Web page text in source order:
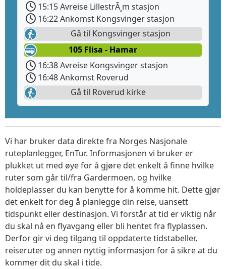
15:15 Avreise LillestrÃ¸m stasjon
16:22 Ankomst Kongsvinger stasjon
Gå til Kongsvinger stasjon
105 Flisa - Hamar
16:38 Avreise Kongsvinger stasjon
16:48 Ankomst Roverud
Gå til Roverud kirke
Vi har bruker data direkte fra Norges Nasjonale
ruteplanlegger, EnTur. Informasjonen vi bruker er
plukket ut med øye for å gjøre det enkelt å finne hvilke
ruter som går til/fra Gardermoen, og hvilke
holdeplasser du kan benytte for å komme hit. Dette gjør
det enkelt for deg å planlegge din reise, uansett
tidspunkt eller destinasjon. Vi forstår at tid er viktig når
du skal nå en flyavgang eller bli hentet fra flyplassen.
Derfor gir vi deg tilgang til oppdaterte tidstabeller,
reiseruter og annen nyttig informasjon for å sikre at du
kommer dit du skal i tide.